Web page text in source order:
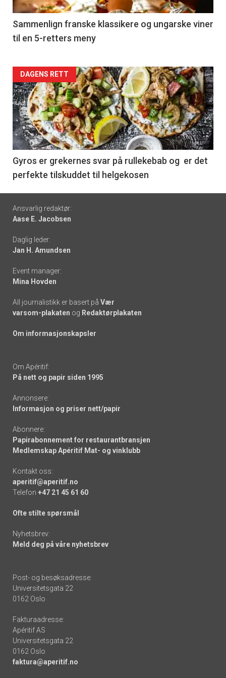
-
5
Sammenlign franske klassikere og ungarske viner
til en 5-retters meny
Forsiden
akkurat
nå
-
6
DAGENS RETT
Gyros er grekernes svar på rullekebab og er det
perfekte tilskuddet til helgekosen
Footer
-
links
Ansvarlig redaktør:
Aase E. Jacobsen
Daglig leder:
Jan H. Amundsen
Event manager:
Mina Hovden
All journalistikk er basert på Vær
varsom-plakaten og Redaktørplakaten
Om informasjonskapsler
Om Apéritif:
På nett og papir siden 1995
Annonsere:
Informasjon og priser nett/papir
Abonnere:
Papirabonnement for restaurantbransjen
Medlemskap Apéritif Mat- og vinklubb
Kontakt oss:
aperitif@aperitif.no
Telefon +47 21 45 61 60
Ofte stilte spørsmål
Nyhetsbrev:
Meld deg på våre nyhetsbrev
Post- og besøksadresse:
Universitetsgata 22
0162 Oslo
Fakturaadresse:
Apéritif AS
Universitetsgata 22
0162 Oslo
faktura@aperitif.no